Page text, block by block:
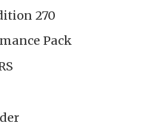
270
Pack